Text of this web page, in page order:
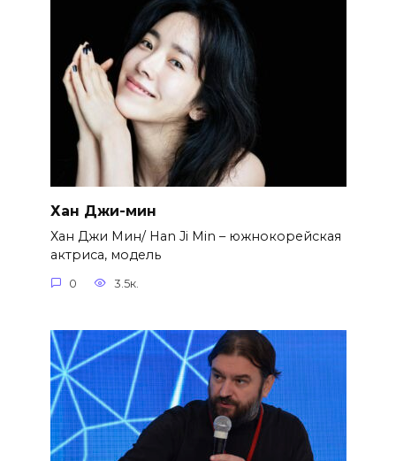
Хан Джи-мин
Хан Джи Мин/ Han Ji Min – южнокорейская
актриса, модель
0 3.5к.